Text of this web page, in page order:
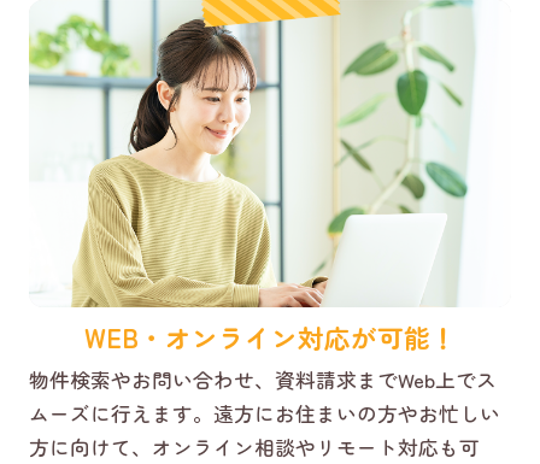
WEB・オンライン対応が可能！
物件検索やお問い合わせ、資料請求までWeb上でス
ムーズに行えます。遠方にお住まいの方やお忙しい
方に向けて、オンライン相談やリモート対応も可